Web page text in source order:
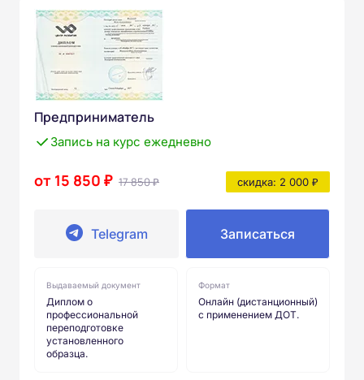
Предприниматель
Запись на курс ежедневно
от 15 850 ₽ 17 850 ₽ скидка: 2 000 ₽
Telegram Записаться
Выдаваемый документ
Диплом о
профессиональной
переподготовке
установленного
образца.
Формат
Онлайн (дистанционный)
с применением ДОТ.